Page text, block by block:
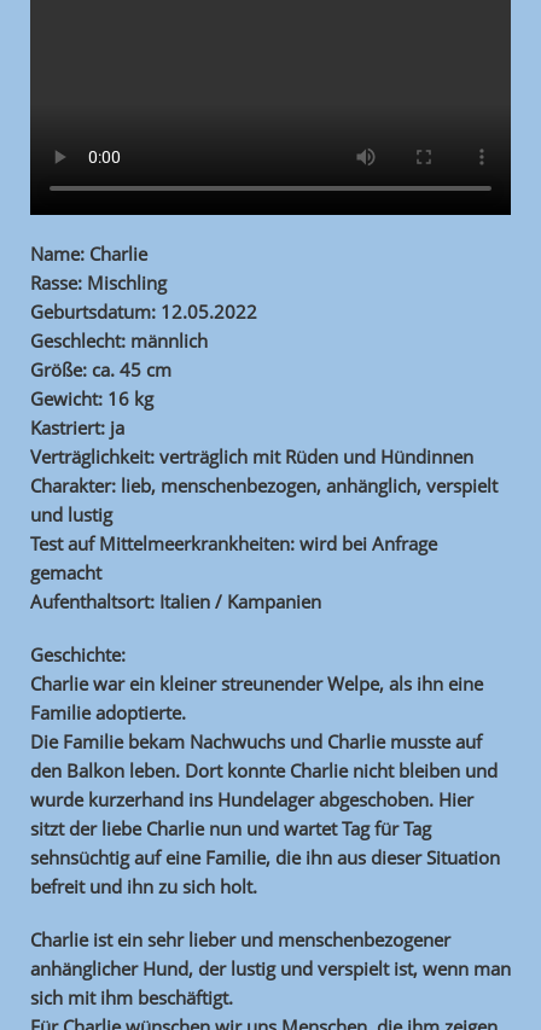
Name: Charlie
Rasse: Mischling
Geburtsdatum: 12.05.2022
Geschlecht: männlich
Größe: ca. 45 cm
Gewicht: 16 kg
Kastriert: ja
Verträglichkeit: verträglich mit Rüden und Hündinnen
Charakter: lieb, menschenbezogen, anhänglich, verspielt
und lustig
Test auf Mittelmeerkrankheiten: wird bei Anfrage
gemacht
Aufenthaltsort: Italien / Kampanien
Geschichte:
Charlie war ein kleiner streunender Welpe, als ihn eine
Familie adoptierte.
Die Familie bekam Nachwuchs und Charlie musste auf
den Balkon leben. Dort konnte Charlie nicht bleiben und
wurde kurzerhand ins Hundelager abgeschoben. Hier
sitzt der liebe Charlie nun und wartet Tag für Tag
sehnsüchtig auf eine Familie, die ihn aus dieser Situation
befreit und ihn zu sich holt.
Charlie ist ein sehr lieber und menschenbezogener
anhänglicher Hund, der lustig und verspielt ist, wenn man
sich mit ihm beschäftigt.